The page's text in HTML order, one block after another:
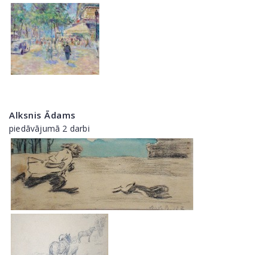
Alksnis Ādams
piedāvājumā 2 darbi